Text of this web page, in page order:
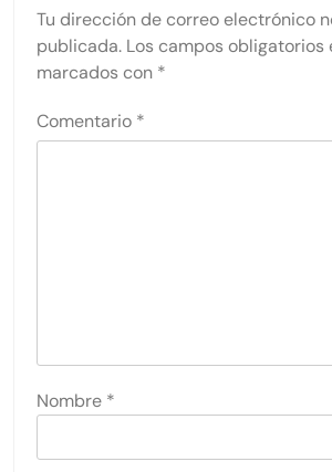
Tu dirección de correo electrónico
publicada. Los campos obligatorios
marcados con *
Comentario *
Nombre *